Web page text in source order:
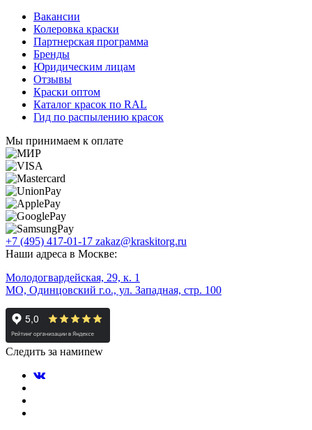
Вакансии
Колеровка краски
Партнерская программа
Бренды
Юридическим лицам
Отзывы
Краски оптом
Каталог красок по RAL
Гид по распылению красок
Мы принимаем к оплате
+7 (495) 417-01-17 zakaz@kraskitorg.ru
Наши адреса в Москве:
Молодогвардейская, 29, к. 1
МО, Одинцовский г.о., ул. Западная, стр. 100
Следить за намиnew